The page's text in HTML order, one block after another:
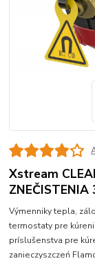
Xstream
ZNEČISTENIA
Výmenniky tepla,
termostaty pre
príslušenstva pre
zanieczyszczeń